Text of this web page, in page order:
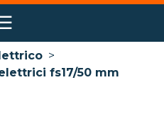
>
fs17/50 mm